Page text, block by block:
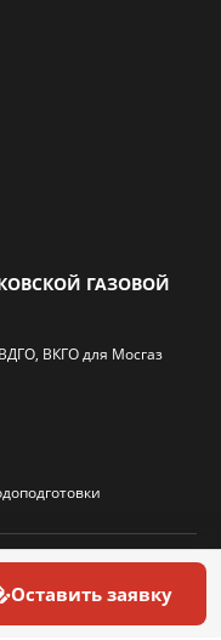
ГАЗОВОЙ
ВКГО для Мосгаз
Оставить заявку